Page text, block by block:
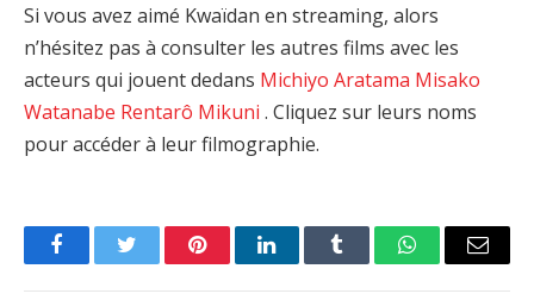
Si vous avez aimé Kwaïdan en streaming, alors
n’hésitez pas à consulter les autres films avec les
acteurs qui jouent dedans Michiyo Aratama Misako
Watanabe Rentarô Mikuni . Cliquez sur leurs noms
pour accéder à leur filmographie.
FacebookTwitter PinterestLinkedInTumblr WhatsAppEmail